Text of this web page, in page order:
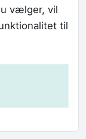
vælger, vil
til